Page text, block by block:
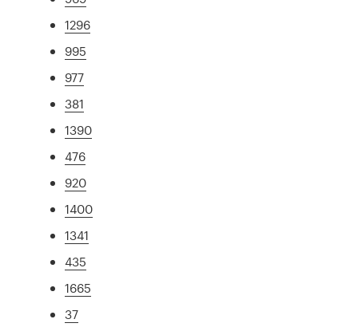
1296
995
977
381
1390
476
920
1400
1341
435
1665
37